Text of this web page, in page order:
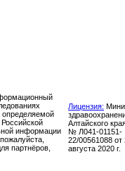
определяемой
информации
партнёров,
Лицензия:
Алтайского
№ Л041-01151-
22/00561088 от
августа 2020 г.